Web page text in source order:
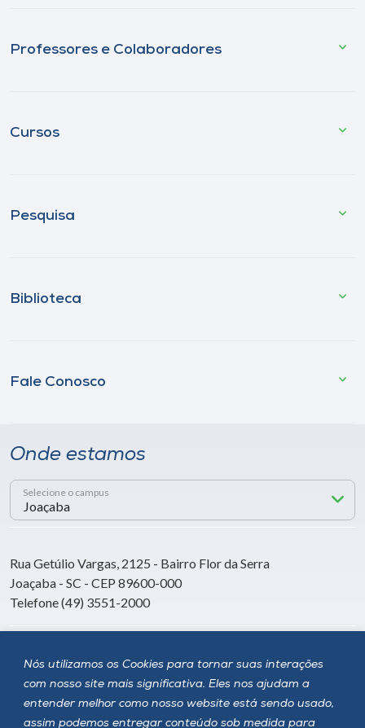
Nós utilizamos os Cookies para tornar suas interações
com nosso site mais significativa. Eles nos ajudam a
entender melhor como nosso website está sendo usado,
assim podemos entregar conteúdo sob medida para
Professores e Colaboradores
Cursos
Pesquisa
Biblioteca
Fale Conosco
Onde estamos
Selecione o campus
Rua Getúlio Vargas, 2125 - Bairro Flor da Serra
Joaçaba - SC - CEP 89600-000
Telefone (49) 3551-2000
Siga a Unoesc